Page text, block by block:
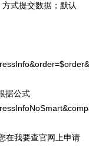
式提交数据；默认
据公式
在我要查官网上申请